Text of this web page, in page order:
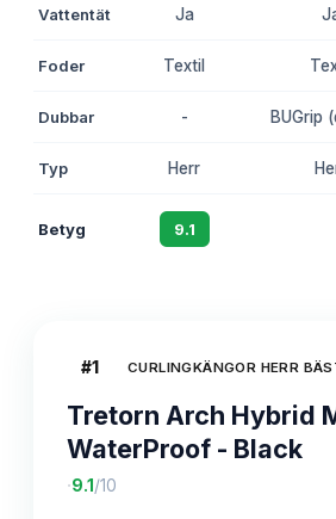
Vattentät Ja
Foder Textil
Dubbar - BUGrip
Typ Herr
Betyg 9.1
#1 CURLINGKÄNGOR HERR
Tretorn Arch Hybrid
WaterProof - Black
·9.1 /10